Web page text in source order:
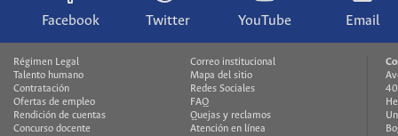
Facebook Twitter YouTube Email
Régimen Legal
Talento humano
Contratación
Ofertas de empleo
Rendición de cuentas
Concurso docente
Correo institucional
Mapa del sitio
Redes Sociales
FAQ
Quejas y reclamos
Atención en línea